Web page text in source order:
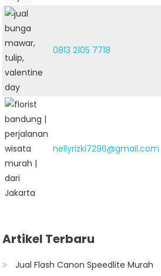
0813 2105 7718
nellyrizki7296@gmail.com
Artikel Terbaru
Jual Flash Canon Speedlite Murah